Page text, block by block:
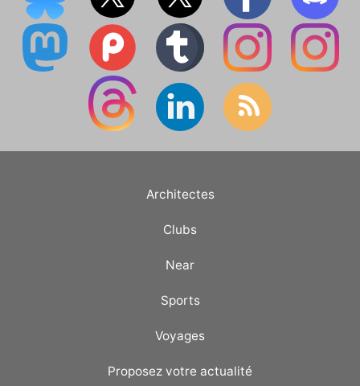
Architectes
Clubs
Near
Sports
Voyages
Proposez votre actualité